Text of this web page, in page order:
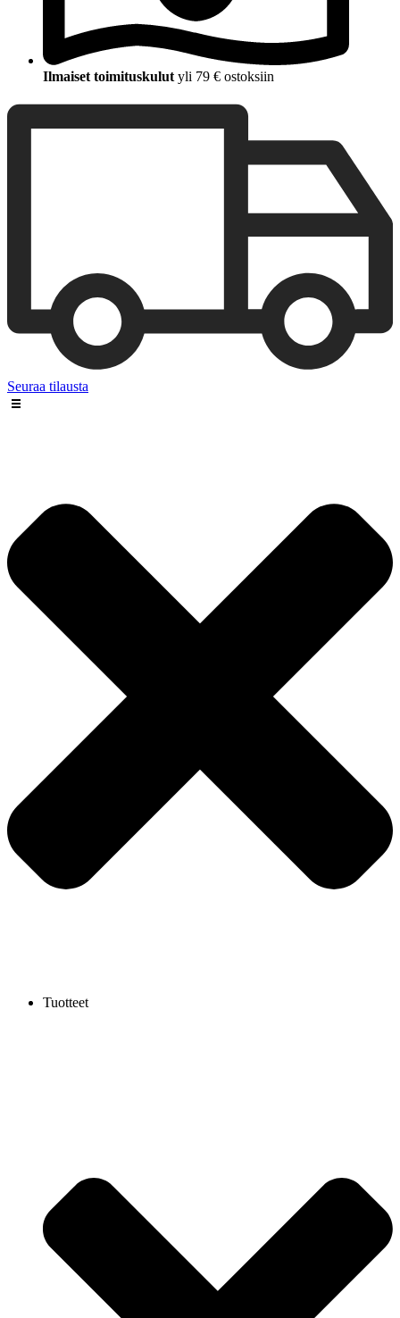
Ilmaiset toimituskulut yli 79 € ostoksiin
Seuraa tilausta
Tuotteet